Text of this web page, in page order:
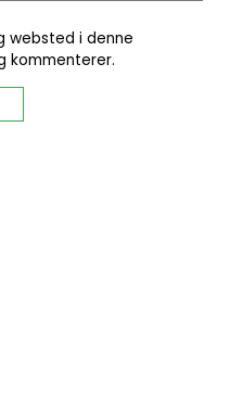
websted i denne
kommenterer.